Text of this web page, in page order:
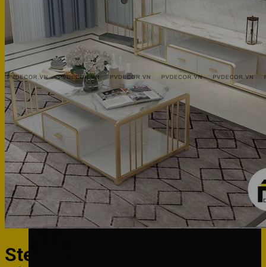
Công trình văn phòng
Công trình nhà ở
Sản phẩm
Văn phòng
Phòng khách
Phòng bếp
Phòng ngủ
Hotline: 0947 323438
Tìm kiếm:
Stephanie#16